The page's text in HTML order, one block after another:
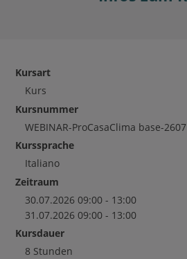
Kursart
Kurs
Kursnummer
WEBINAR-ProCasaClima base-2607
Kurssprache
Italiano
Zeitraum
30.07.2026 09:00 - 13:00
31.07.2026 09:00 - 13:00
Kursdauer
8 Stunden